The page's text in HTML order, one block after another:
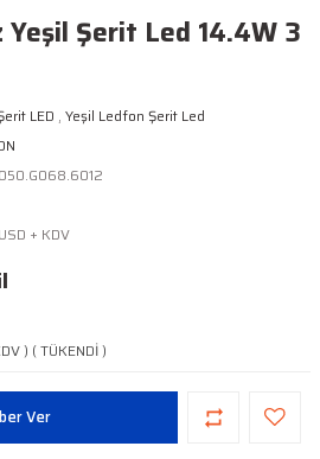
Yeşil Şerit Led 14.4W 3
LED , Yeşil Ledfon Şerit Led
+ KDV
) ( TÜKENDİ )
Ver